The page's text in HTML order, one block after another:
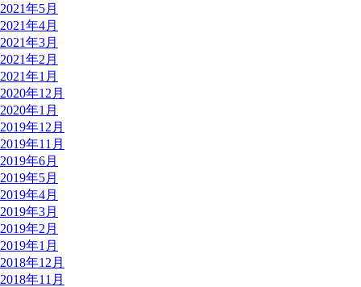
2021年5月
2021年4月
2021年3月
2021年2月
2021年1月
2020年12月
2020年1月
2019年12月
2019年11月
2019年6月
2019年5月
2019年4月
2019年3月
2019年2月
2019年1月
2018年12月
2018年11月